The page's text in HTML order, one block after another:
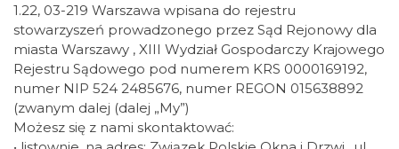
1.22, 03-219 Warszawa wpisana do rejestru
stowarzyszeń prowadzonego przez Sąd Rejonowy dla
miasta Warszawy , XIII Wydział Gospodarczy Krajowego
Rejestru Sądowego pod numerem KRS 0000169192,
numer NIP 524 2485676, numer REGON 015638892
(zwanym dalej (dalej „My”)
Możesz się z nami skontaktować: